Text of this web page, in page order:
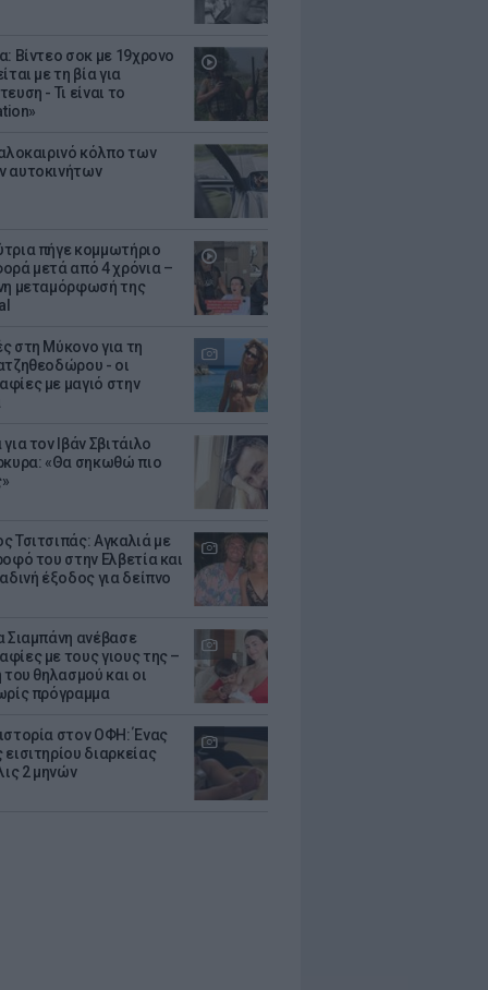
Βίντεο σοκ με 19χρονο
με τη βία για
- Τι είναι το
κόλπο των
αυτοκινήτων
πήγε κομμωτήριο
μετά από 4 χρόνια –
μεταμόρφωσή της
στη Μύκονο για τη
- οι
με μαγιό στην
τον Ιβάν Σβιτάιλο
«Θα σηκωθώ πιο
Τσιτσιπάς: Αγκαλιά με
του στην Ελβετία και
έξοδος για δείπνο
Σιαμπάνη ανέβασε
με τους γιους της –
του θηλασμού και οι
πρόγραμμα
στον ΟΦΗ: Ένας
διαρκείας
2 μηνών